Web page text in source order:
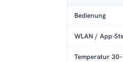
Bedienung
WLAN / App-
Temperatur